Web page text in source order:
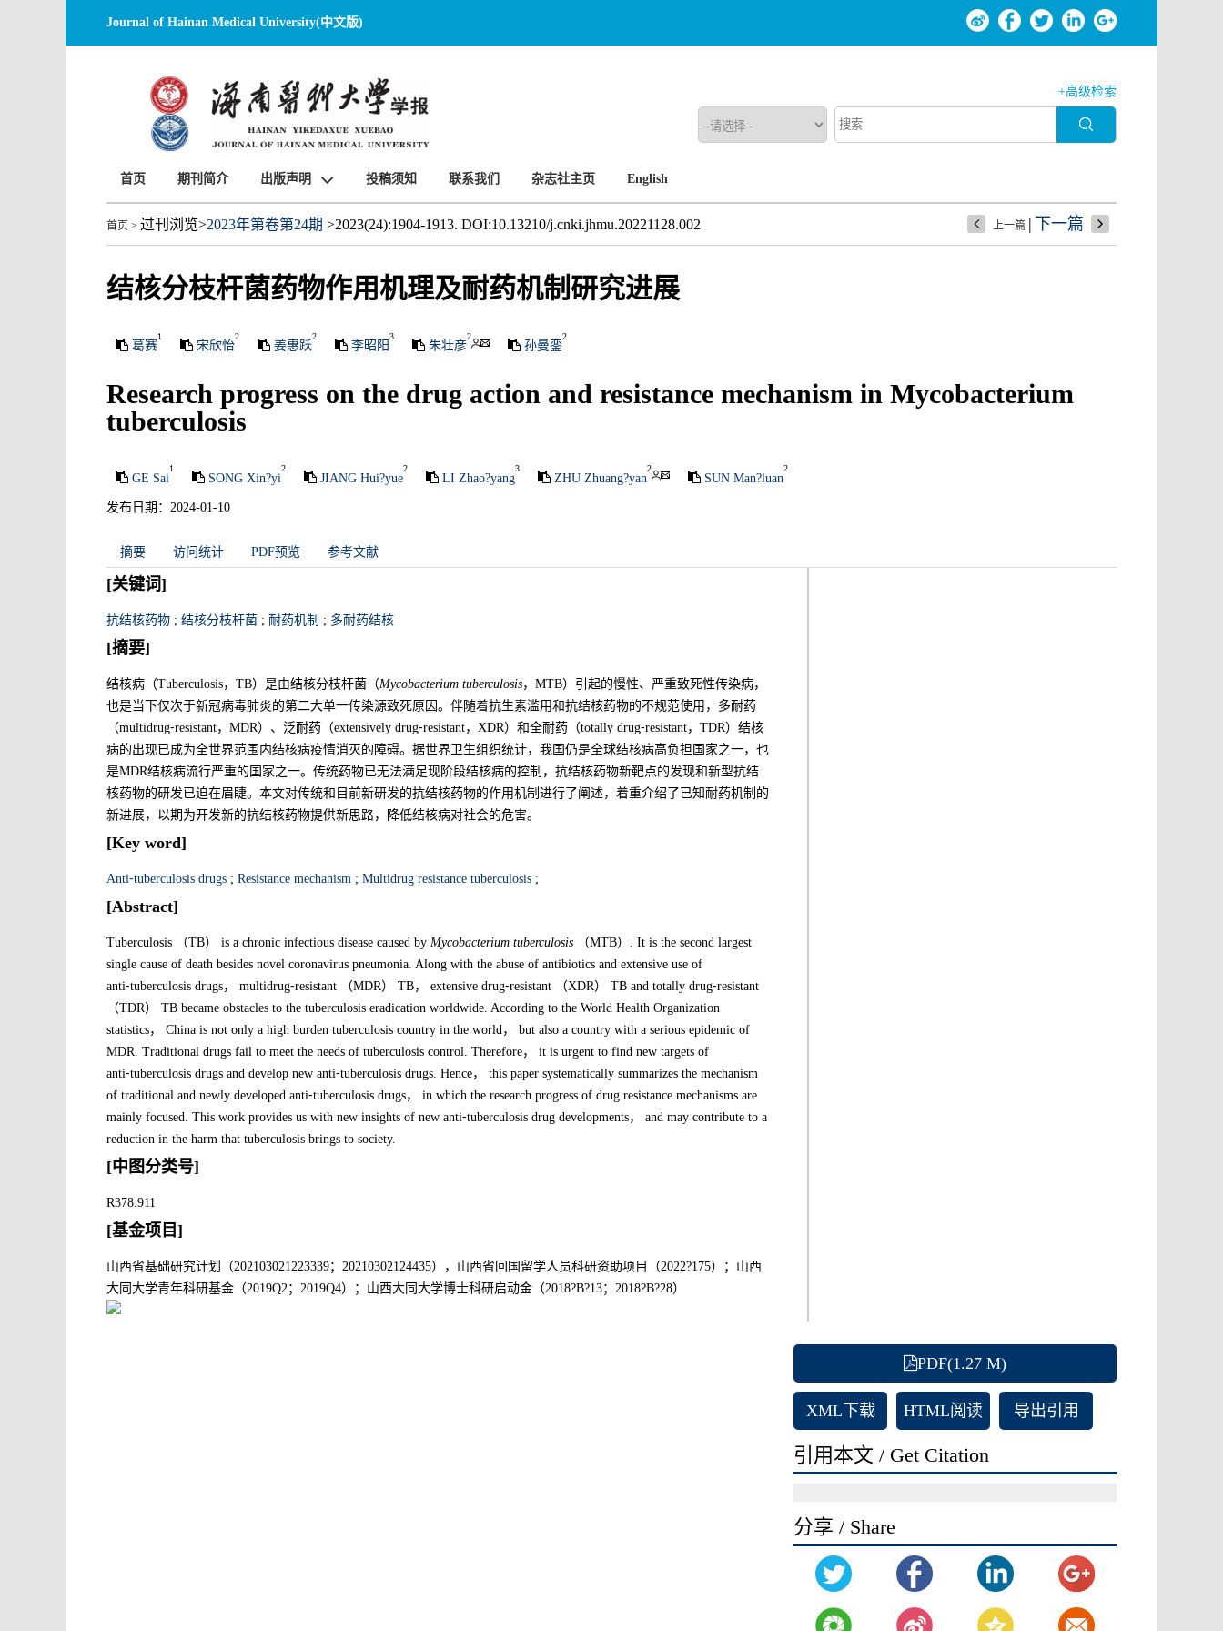
Journal of Hainan Medical University(中文版)
+高级检索
首页 期刊简介 出版声明 投稿须知 联系我们 杂志社主页 English
首页 > 过刊浏览>2023年第卷第24期 >2023(24):1904-1913. DOI:10.13210/j.cnki.jhmu.20221128.002 上一篇 | 下一篇
结核分枝杆菌药物作用机理及耐药机制研究进展
葛赛
1
宋欣怡
2
姜惠跃
2
李昭阳
3
朱壮彦
2
孙曼銮
2
Research progress on the drug action and resistance mechanism in Mycobacterium
tuberculosis
GE Sai
1
SONG Xin?yi
2
JIANG Hui?yue
2
LI Zhao?yang
3
ZHU Zhuang?yan
2
SUN Man?luan
2
发布日期：2024-01-10
摘要 访问统计 PDF预览 参考文献
[关键词]
抗结核药物 ; 结核分枝杆菌 ; 耐药机制 ; 多耐药结核
[摘要]
结核病（Tuberculosis，TB）是由结核分枝杆菌（Mycobacterium tuberculosis，MTB）引起的慢性、严重致死性传染病，
也是当下仅次于新冠病毒肺炎的第二大单一传染源致死原因。伴随着抗生素滥用和抗结核药物的不规范使用，多耐药
（multidrug⁃resistant，MDR）、泛耐药（extensively drug⁃resistant，XDR）和全耐药（totally drug⁃resistant，TDR）结核
病的出现已成为全世界范围内结核病疫情消灭的障碍。据世界卫生组织统计，我国仍是全球结核病高负担国家之一，也
是MDR结核病流行严重的国家之一。传统药物已无法满足现阶段结核病的控制，抗结核药物新靶点的发现和新型抗结
核药物的研发已迫在眉睫。本文对传统和目前新研发的抗结核药物的作用机制进行了阐述，着重介绍了已知耐药机制的
新进展，以期为开发新的抗结核药物提供新思路，降低结核病对社会的危害。
[Key word]
Anti⁃tuberculosis drugs ; Resistance mechanism ; Multidrug resistance tuberculosis ;
[Abstract]
Tuberculosis （TB） is a chronic infectious disease caused by Mycobacterium tuberculosis （MTB）. It is the second largest
single cause of death besides novel coronavirus pneumonia. Along with the abuse of antibiotics and extensive use of
anti⁃tuberculosis drugs， multidrug⁃resistant （MDR） TB， extensive drug⁃resistant （XDR） TB and totally drug⁃resistant
（TDR） TB became obstacles to the tuberculosis eradication worldwide. According to the World Health Organization
statistics， China is not only a high burden tuberculosis country in the world， but also a country with a serious epidemic of
MDR. Traditional drugs fail to meet the needs of tuberculosis control. Therefore， it is urgent to find new targets of
anti⁃tuberculosis drugs and develop new anti⁃tuberculosis drugs. Hence， this paper systematically summarizes the mechanism
of traditional and newly developed anti⁃tuberculosis drugs， in which the research progress of drug resistance mechanisms are
mainly focused. This work provides us with new insights of new anti⁃tuberculosis drug developments， and may contribute to a
reduction in the harm that tuberculosis brings to society.
[中图分类号]
R378.911
[基金项目]
山西省基础研究计划（202103021223339；20210302124435），山西省回国留学人员科研资助项目（2022?175）；山西
大同大学青年科研基金（2019Q2；2019Q4）；山西大同大学博士科研启动金（2018?B?13；2018?B?28）
PDF(1.27 M)
XML下载 HTML阅读 导出引用
引用本文 / Get Citation
分享 / Share